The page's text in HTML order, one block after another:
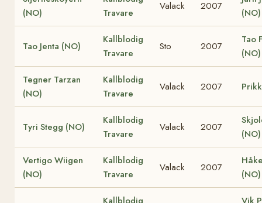
(NO)
Travare
Valack 2007
(NO)
Tao Jenta (NO)
Kallblodig
Travare
Sto 2007
Tao
(NO)
Tegner Tarzan
(NO)
Kallblodig
Travare
Valack 2007
Tyri Stegg (NO)
Kallblodig
Travare
Valack 2007
(NO)
Vertigo Wiigen
(NO)
Kallblodig
Travare
Valack 2007
(NO)